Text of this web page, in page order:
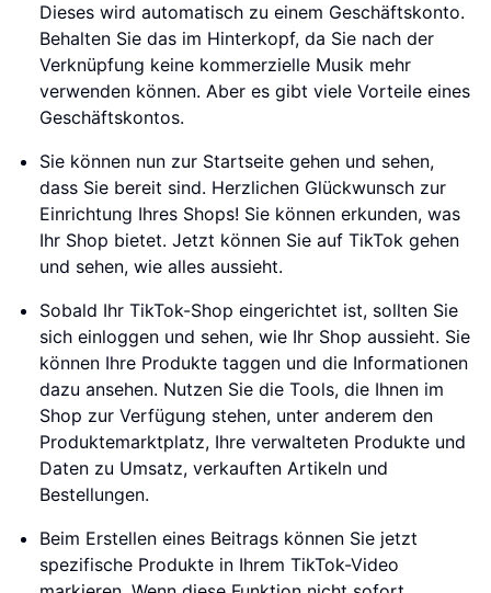
Dieses wird automatisch zu einem Geschäftskonto.
Behalten Sie das im Hinterkopf, da Sie nach der
Verknüpfung keine kommerzielle Musik mehr
verwenden können. Aber es gibt viele Vorteile eines
Geschäftskontos.
Sie können nun zur Startseite gehen und sehen,
dass Sie bereit sind. Herzlichen Glückwunsch zur
Einrichtung Ihres Shops! Sie können erkunden, was
Ihr Shop bietet. Jetzt können Sie auf TikTok gehen
und sehen, wie alles aussieht.
Sobald Ihr TikTok-Shop eingerichtet ist, sollten Sie
sich einloggen und sehen, wie Ihr Shop aussieht. Sie
können Ihre Produkte taggen und die Informationen
dazu ansehen. Nutzen Sie die Tools, die Ihnen im
Shop zur Verfügung stehen, unter anderem den
Produktemarktplatz, Ihre verwalteten Produkte und
Daten zu Umsatz, verkauften Artikeln und
Bestellungen.
Beim Erstellen eines Beitrags können Sie jetzt
spezifische Produkte in Ihrem TikTok-Video